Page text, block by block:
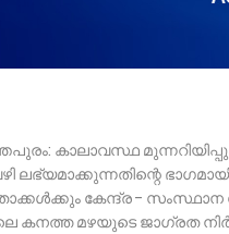
കാലാവസ്ഥ
ലഭ്യമാക്കുന്നതിന്റെ
കേന്ദ്ര -
കനത്ത മഴയുടെ ജാഗ്രത